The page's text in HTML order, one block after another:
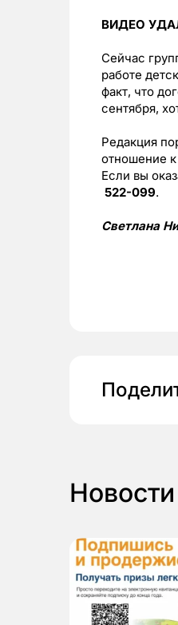
ВИДЕО
Сейчас
работе
факт, что
сентября,
Редакция
отношение
Если вы
522-099.
Светлана